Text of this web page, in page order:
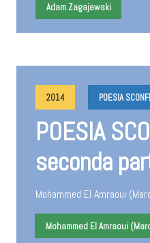
Adam Zagajewski
2014 POESIA
POESIA
seconda
Mohammed El Amraoui
Mohammed El Amraoui